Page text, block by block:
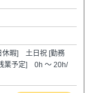
暇] 土日祝 [勤務
業予定] 0h ～ 20h/